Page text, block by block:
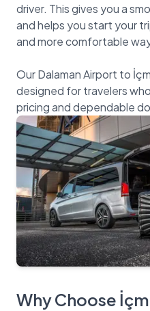
driver. This gives you a
and helps you start your
and more comfortable
Our Dalaman Airport to
designed for travelers
Why Choose